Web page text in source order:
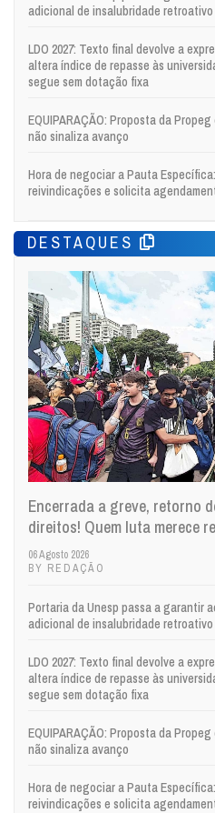
adicional de insalubridade
LDO 2027: Texto final devolve a
altera índice de repasse às
segue sem dotação fixa
EQUIPARAÇÃO: Proposta da
não sinaliza avanço
Hora de negociar a Pauta
reivindicações e solicita
DESTAQUES
Encerrada a greve, retorno
direitos! Quem luta merece
06 Agosto 2026
BY REDAÇÃO
Portaria da Unesp passa a garantir
adicional de insalubridade
LDO 2027: Texto final devolve a
altera índice de repasse às
segue sem dotação fixa
EQUIPARAÇÃO: Proposta da
não sinaliza avanço
Hora de negociar a Pauta
reivindicações e solicita